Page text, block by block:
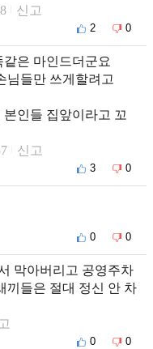
신고
2 0
은 마인드더군요
님들만 쓰게할려고
인들 집앞이라고 꼬
신고
3 0
0 0
막아버리고 공영주차
끼들은 절대 정신 안 차
0 0